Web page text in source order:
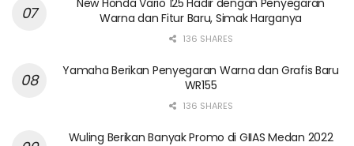
Warna dan Fitur Baru, Simak Harganya
136 SHARES
Yamaha Berikan Penyegaran Warna dan Grafis Baru
WR155
136 SHARES
Wuling Berikan Banyak Promo di GIIAS Medan 2022